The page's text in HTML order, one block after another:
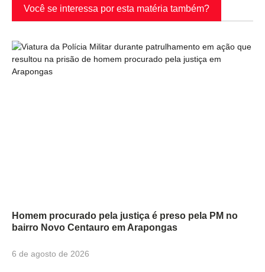
Você se interessa por esta matéria também?
Homem procurado pela justiça é preso pela PM no
bairro Novo Centauro em Arapongas
6 de agosto de 2026